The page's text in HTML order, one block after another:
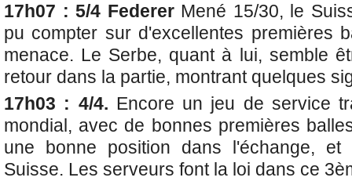
17h07 : 5/4 Federer Mené 15/30, le
pu compter sur d'excellentes premières
menace. Le Serbe, quant à lui, semble
retour dans la partie, montrant quelques
17h03 : 4/4. Encore un jeu de service
mondial, avec de bonnes premières
une bonne position dans l'échange, et
Suisse. Les serveurs font la loi dans ce